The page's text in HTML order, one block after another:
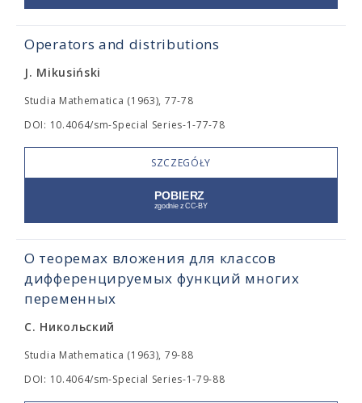
Operators and distributions
J. Mikusiński
Studia Mathematica (1963), 77-78
DOI: 10.4064/sm-Special Series-1-77-78
SZCZEGÓŁY
О теоремах вложения для классов
дифференцируемых функций многих
переменных
С. Никольский
Studia Mathematica (1963), 79-88
DOI: 10.4064/sm-Special Series-1-79-88